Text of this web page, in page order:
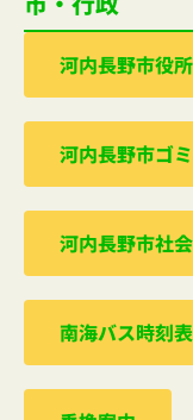
河内⻑野市役所
河内⻑野市ゴ
河内⻑野市社
南海バス時刻表